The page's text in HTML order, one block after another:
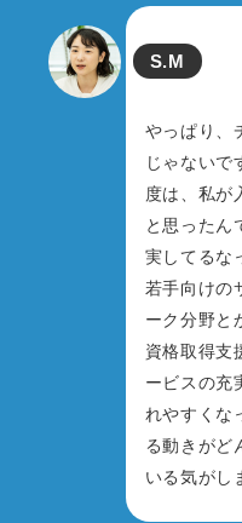
S.M
やっぱり、
じゃないで
度は、私が
と思ったん
実してるな
若手向けの
ーク分野と
資格取得支
ービスの充
れやすくな
る動きがど
いる気がし